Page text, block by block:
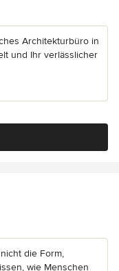
Sternen
Architekturbüro in
und Ihr verlässlicher
die Form,
wie Menschen